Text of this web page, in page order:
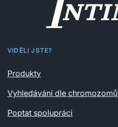
VIDĚLI JSTE?
Produkty
Vyhledávání dle chromozomů
Poptat spolupráci